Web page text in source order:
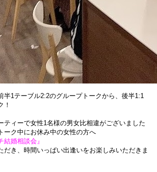
半1テーブル2:2のグループトークから、後半1:1
！
ティーで女性1名様の男女比相違がございました
ーク中にお休み中の女性の方へ
結婚相談会』
だき、時間いっぱい出逢いをお楽しみいただきま